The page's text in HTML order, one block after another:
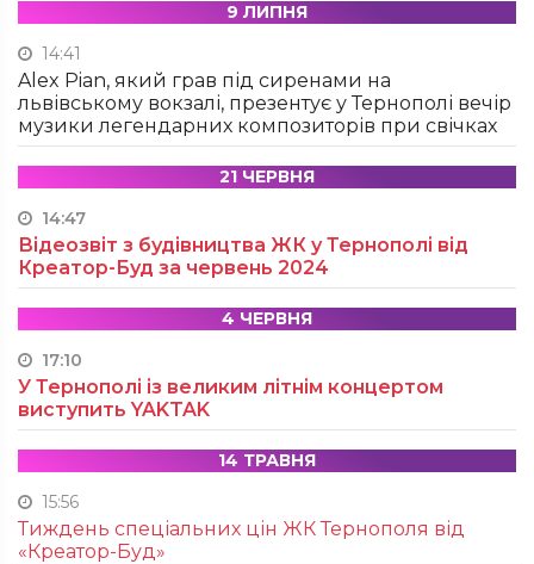
9 ЛИПНЯ
14:41
Alex Pian, який грав під сиренами на
львівському вокзалі, презентує у Тернополі вечір
музики легендарних композиторів при свічках
21 ЧЕРВНЯ
14:47
Відеозвіт з будівництва ЖК у Тернополі від
Креатор-Буд за червень 2024
4 ЧЕРВНЯ
17:10
У Тернополі із великим літнім концертом
виступить YAKTAK
14 ТРАВНЯ
15:56
Тиждень спеціальних цін ЖК Тернополя від
«Креатор-Буд»